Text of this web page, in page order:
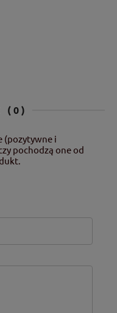
(0)
(pozytywne i
pochodzą one od